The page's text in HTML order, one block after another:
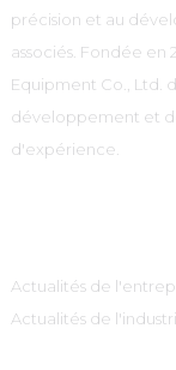
précision et au
associés. Fondée en
Equipment Co., Ltd.
développement et
d'expérience.
Actualités de
Actualités de